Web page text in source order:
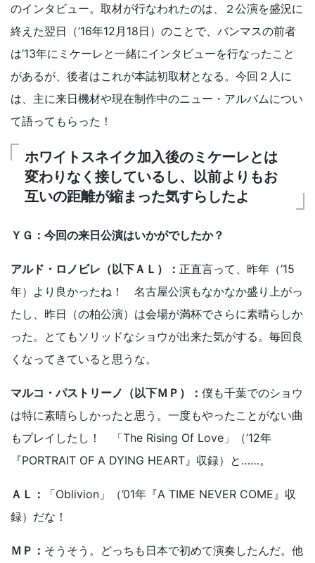
のインタビュー。取材が行なわれたのは、２公演を盛況に
終えた翌日（’16年12月18日）のことで、バンマスの前者
は’13年にミケーレと一緒にインタビューを行なったこと
があるが、後者はこれが本誌初取材となる。今回２人に
は、主に来日機材や現在制作中のニュー・アルバムについ
て語ってもらった！
ホワイトスネイク加入後のミケーレとは
変わりなく接しているし、以前よりもお
互いの距離が縮まった気すらしたよ
ＹＧ：今回の来日公演はいかがでしたか？
アルド・ロノビレ（以下ＡＬ）： 正直言って、昨年（’15
年）より良かったね！ 名古屋公演もなかなか盛り上がっ
たし、昨日（の柏公演）は会場が満杯でさらに素晴らしか
った。とてもソリッドなショウが出来た気がする。毎回良
くなってきていると思うな。
マルコ・パストリーノ（以下ＭＰ）： 僕も千葉でのショウ
は特に素晴らしかったと思う。一度もやったことがない曲
もプレイしたし！ 「The Rising Of Love」（’12年
『PORTRAIT OF A DYING HEART』収録）と……。
ＡＬ：
「Oblivion」（’01年『A TIME NEVER COME』収
録）だな！
ＭＰ： そうそう。どっちも日本で初めて演奏したんだ。他